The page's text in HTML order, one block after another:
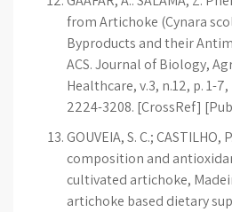
from Artichoke (Cynara
Byproducts and their
ACS. Journal of Biology,
Healthcare, v.3, n.12, p. 1-7,
2224-3208. [CrossRef]
GOUVEIA, S. C.; CASTILHO,
composition and
cultivated artichoke,
artichoke based dietary